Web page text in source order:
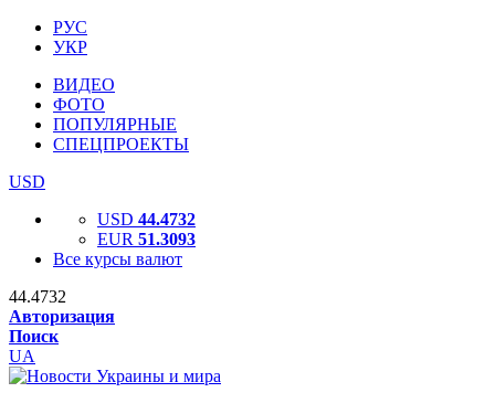
РУС
УКР
ВИДЕО
ФОТО
ПОПУЛЯРНЫЕ
СПЕЦПРОЕКТЫ
USD
USD 44.4732
EUR 51.3093
Все курсы валют
44.4732
Авторизация
Поиск
UA